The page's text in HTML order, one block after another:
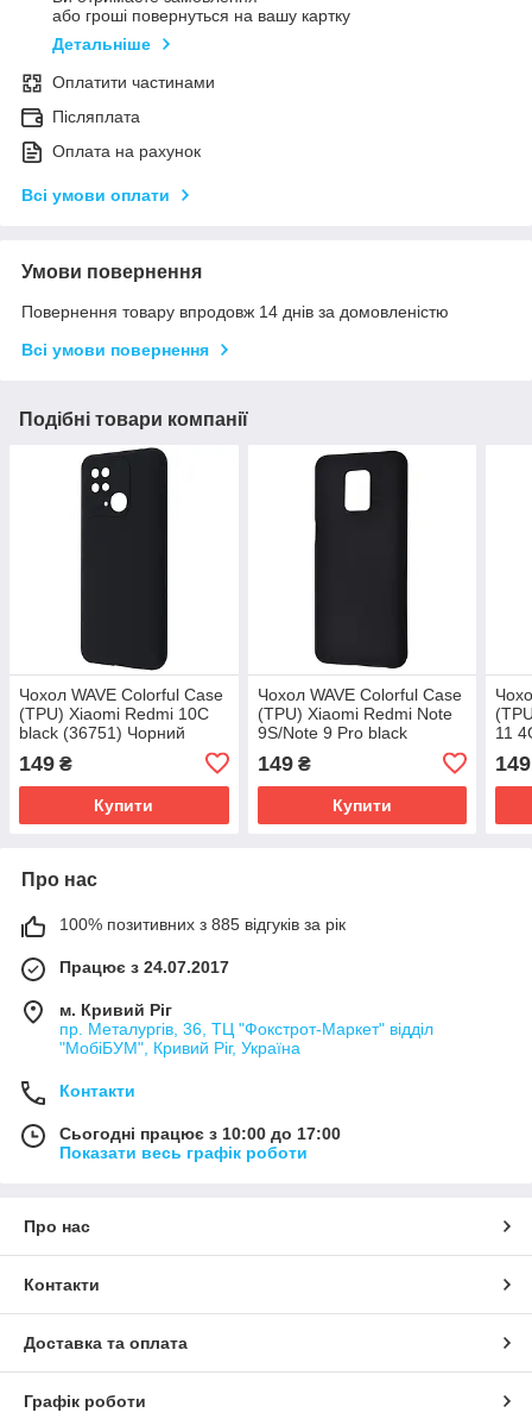
або гроші повернуться на вашу картку
Детальніше
Оплатити частинами
Післяплата
Оплата на рахунок
Всі умови оплати
Умови повернення
Повернення товару впродовж 14 днів за домовленістю
Всі умови повернення
Подібні товари компанії
Чохол WAVE Colorful Case
(TPU) Xiaomi Redmi 10C
black (36751) Чорний
149 ₴
Купити
Чохол WAVE Colorful Case
(TPU) Xiaomi Redmi Note
9S/Note 9 Pro black
149₴
Купити
11
149
Про нас
100% позитивних з 885 відгуків за рік
Працює з 24.07.2017
м. Кривий Ріг
пр. Металургів, 36, ТЦ "Фокстрот-Маркет" відділ
"МобіБУМ", Кривий Ріг, Україна
Контакти
Сьогодні працює з 10:00 до 17:00
Показати весь графік роботи
Про нас
Контакти
Доставка та оплата
Графік роботи